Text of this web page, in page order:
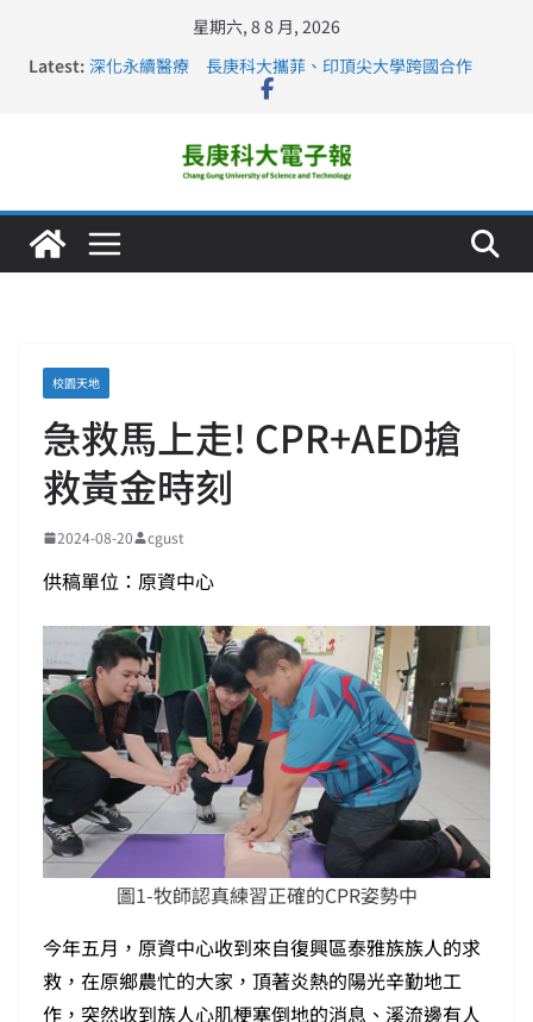
星期六, 8 8 月, 2026
Latest: 深化永續醫療 長庚科大攜菲、印頂尖大學跨國合作
長庚科大訪凱瑟醫療集團、美容學校收穫豐
仁德醫專與長庚科大締結策略聯盟 培育護理尖兵
長庚科大連四年穩居《遠見》醫學大學第5名 辦學實力再
校園天地
急救馬上走! CPR+AED搶
救黃金時刻
2024-08-20 cgust
供稿單位：原資中心
圖1-牧師認真練習正確的CPR姿勢中
今年五月，原資中心收到來自復興區泰雅族族人的求
救，在原鄉農忙的大家，頂著炎熱的陽光辛勤地工
作，突然收到族人心肌梗塞倒地的消息、溪流邊有人